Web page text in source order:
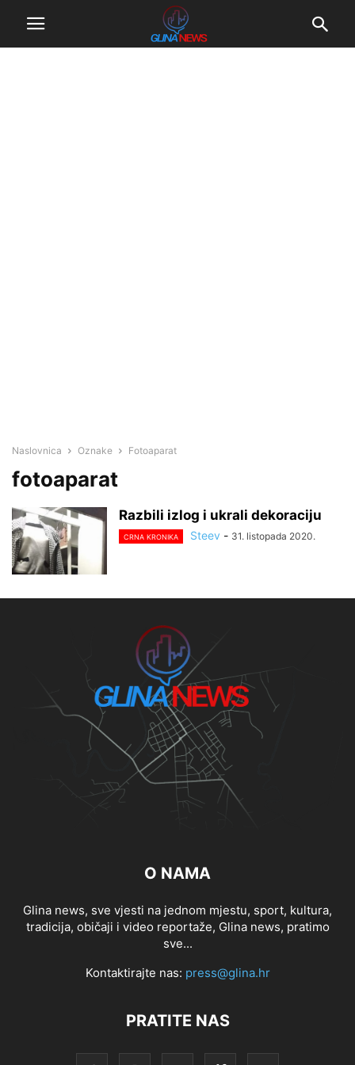
Naslovnica Oznake Fotoaparat
fotoaparat
Razbili izlog i ukrali dekoraciju
CRNA KRONIKA Steev - 31. listopada 2020.
O NAMA
Glina news, sve vjesti na jednom mjestu, sport, kultura,
tradicija, običaji i video reportaže, Glina news, pratimo
sve...
Kontaktirajte nas: press@glina.hr
PRATITE NAS